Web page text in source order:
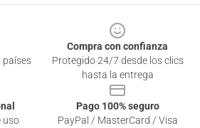
países
Compra con confianza
Protegido 24/7 desde los clics
hasta la entrega
uso
Pago 100% seguro
PayPal / MasterCard / Visa